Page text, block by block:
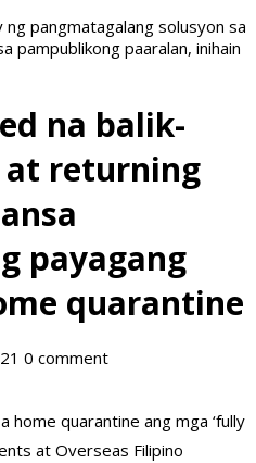
ng pangmatagalang solusyon sa
pampublikong paaralan, inihain
na balik-
at returning
payagang
quarantine
0 comment
home quarantine ang mga ‘fully
at Overseas Filipino